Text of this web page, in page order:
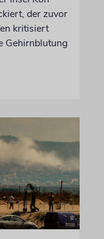
der zuvor
kritisiert
Gehirnblutung